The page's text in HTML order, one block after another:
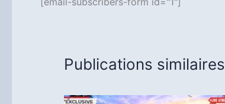
Publications similaires